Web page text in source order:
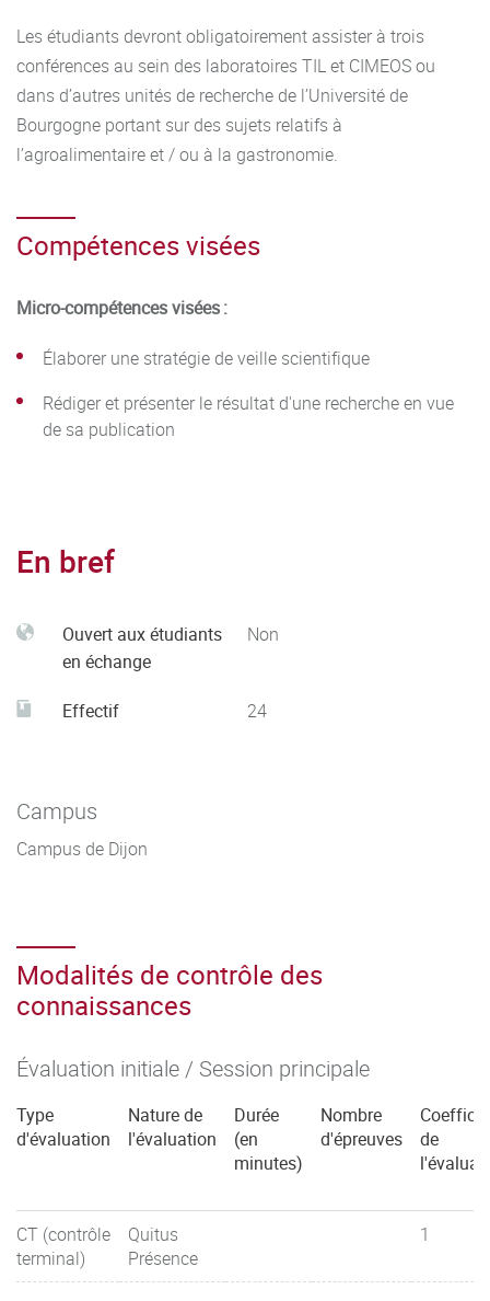
Les étudiants devront obligatoirement assister à trois
conférences au sein des laboratoires TIL et CIMEOS ou
dans d’autres unités de recherche de l’Université de
Bourgogne portant sur des sujets relatifs à
l’agroalimentaire et / ou à la gastronomie.
Compétences visées
Micro-compétences visées :
Élaborer une stratégie de veille scientifique
Rédiger et présenter le résultat d'une recherche en vue
de sa publication
En bref
Ouvert aux étudiants
en échange
Non
Effectif 24
Campus
Campus de Dijon
Modalités de contrôle des
connaissances
Évaluation initiale / Session principale
Type
d'évaluation
Nature de
l'évaluation
Durée
(en
minutes)
Nombre
d'épreuves
de
CT (contrôle
terminal)
Quitus
Présence
1